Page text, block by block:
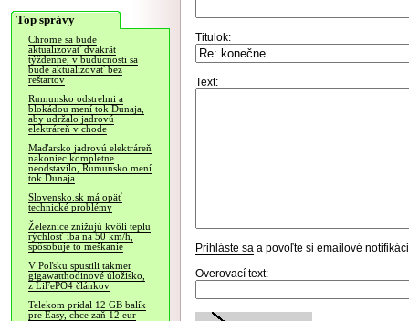
Top správy
Chrome sa bude
aktualizovať dvakrát
týždenne, v budúcnosti sa
bude aktualizovať bez
reštartov
Rumunsko odstrelmi a
blokádou mení tok Dunaja,
aby udržalo jadrovú
elektráreň v chode
Maďarsko jadrovú elektráreň
nakoniec kompletne
neodstavilo, Rumunsko mení
tok Dunaja
Slovensko.sk má opäť
technické problémy
Železnice znižujú kvôli teplu
rýchlosť iba na 50 km/h,
spôsobuje to meškanie
V Poľsku spustili takmer
gigawatthodinové úložisko,
z LiFePO4 článkov
Telekom pridal 12 GB balík
pre Easy, chce zaň 12 eur
Titulok:
Text:
Prihláste sa a povoľte si emailové
Overovací text: